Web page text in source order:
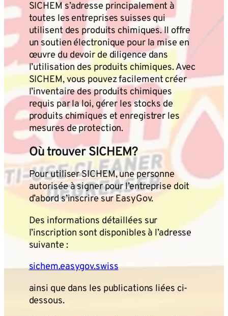
SICHEM s’adresse principalement à
toutes les entreprises suisses qui
utilisent des produits chimiques. Il offre
un soutien électronique pour la mise en
œuvre du devoir de diligence dans
l’utilisation des produits chimiques. Avec
SICHEM, vous pouvez facilement créer
l’inventaire des produits chimiques
requis par la loi, gérer les stocks de
produits chimiques et enregistrer les
mesures de protection.
Où trouver SICHEM?
Pour utiliser SICHEM, une personne
autorisée à signer pour l’entreprise doit
d’abord s’inscrire sur EasyGov.
Des informations détaillées sur
l’inscription sont disponibles à l’adresse
suivante :
sichem.easygov.swiss
ainsi que dans les publications liées ci-
dessous.